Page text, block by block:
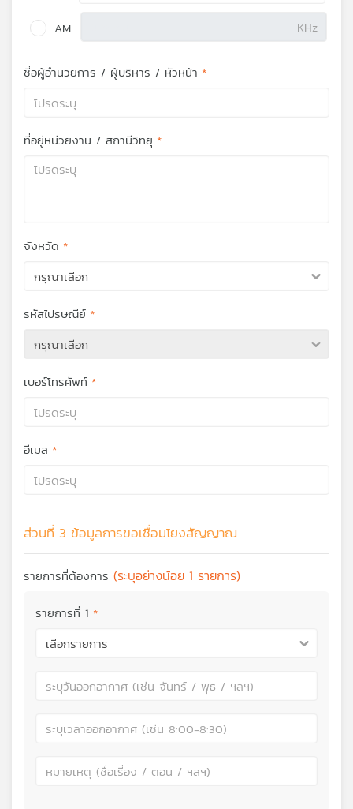
แผนที่
เครือ
AM
ชื่อผู้อำนวยการ / ผู้บริหาร / หัวหน้า
ที่อยู่หน่วยงาน / สถานีวิทยุ
จังหวัด
กรุณาเลือก
รหัสไปรษณีย์
กรุณาเลือก
เบอร์โทรศัพท์
อีเมล
ส่วนที่ 3 ข้อมูลการขอเชื่อมโยงสัญญาณ
รายการที่ต้องการ (ระบุอย่างน้อย 1 รายการ)
รายการที่ 1
เลือกรายการ